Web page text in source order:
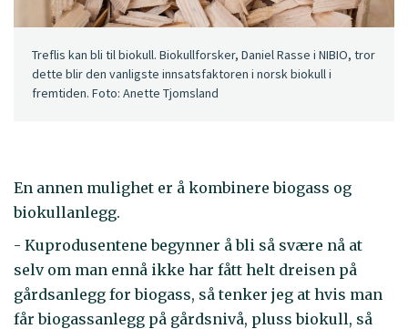
Treflis kan bli til biokull. Biokullforsker, Daniel Rasse i NIBIO, tror
dette blir den vanligste innsatsfaktoren i norsk biokull i
fremtiden. Foto: Anette Tjomsland
En annen mulighet er å kombinere biogass og
biokullanlegg.
- Kuprodusentene begynner å bli så svære nå at
selv om man ennå ikke har fått helt dreisen på
gårdsanlegg for biogass, så tenker jeg at hvis man
får biogassanlegg på gårdsnivå, pluss biokull, så